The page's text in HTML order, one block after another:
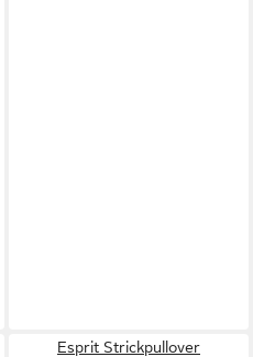
Esprit Strickpullover